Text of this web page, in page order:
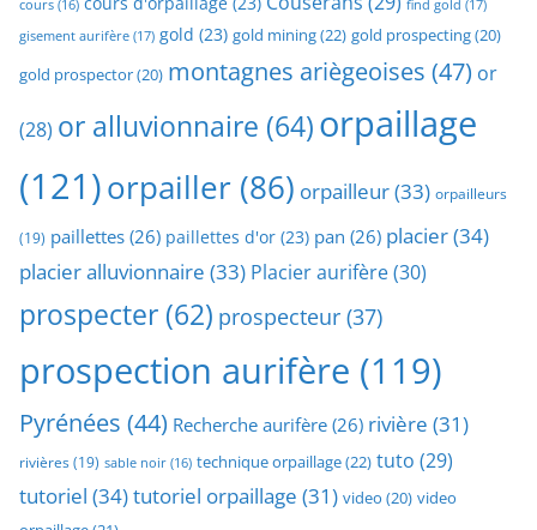
cours (16) find gold (17)
gisement aurifère (17) gold (23) gold mining(22) gold prospecting(20)
gold prospector(20) montagnes ariègeoises (47) or
(28) or alluvionnaire (64)orpaillage
(121)orpailler (86) orpailleur(33) orpailleurs
(19) paillettes (26) paillettes d'or (23) pan (26) placier(34)
placier alluvionnaire (33) Placier aurifère(30)
prospecter (62) prospecteur (37)
prospection aurifère (119)
Pyrénées (44) Recherche aurifère (26) rivière (31)
rivières(19) sable noir (16) technique orpaillage(22) tuto (29)
tutoriel (34)tutoriel orpaillage (31) video (20) video